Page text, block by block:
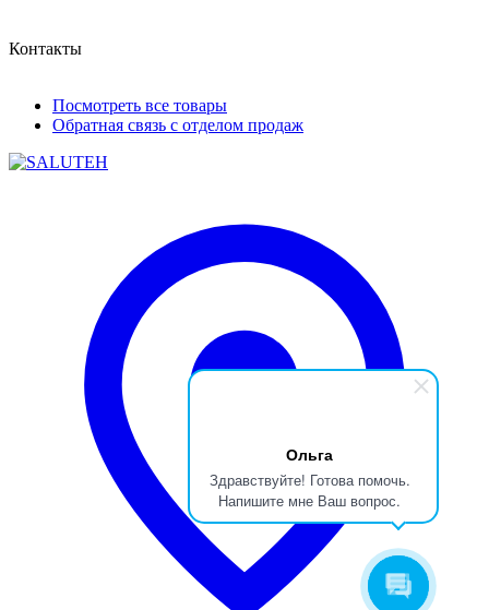
Ольга
Здравствуйте! Готова помочь.
Напишите мне Ваш вопрос.
Контакты
Посмотреть все товары
Обратная связь с отделом продаж